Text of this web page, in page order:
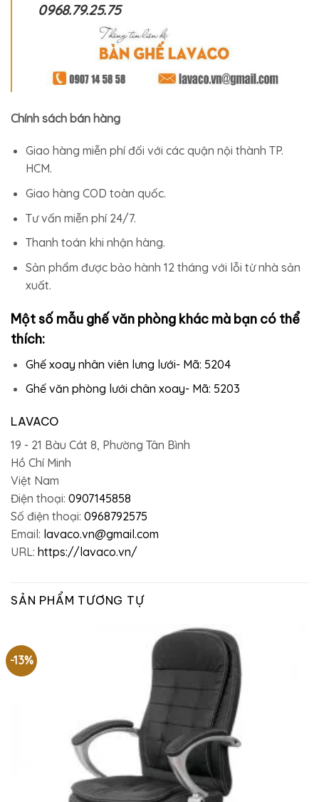
0968.79.25.75
Chính sách bán hàng
Giao hàng miễn phí đối với các quận nội thành TP.
HCM.
Giao hàng COD toàn quốc.
Tư vấn miễn phí 24/7.
Thanh toán khi nhận hàng.
Sản phẩm được bảo hành 12 tháng với lỗi từ nhà sản
xuất.
Một số mẫu ghế văn phòng khác mà bạn có thể
thích:
Ghế xoay nhân viên lưng lưới- Mã: 5204
Ghế văn phòng lưới chân xoay- Mã: 5203
LAVACO
19 - 21 Bàu Cát 8, Phường Tân Bình
Hồ Chí Minh
Việt Nam
Điện thoại: 0907145858
Số điện thoại: 0968792575
Email: lavaco.vn@gmail.com
URL: https://lavaco.vn/
SẢN PHẨM TƯƠNG TỰ
-13%